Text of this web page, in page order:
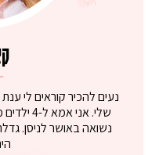
נעים להכיר קוראים לי
שלי. אני
נשואה באושר לניסן.